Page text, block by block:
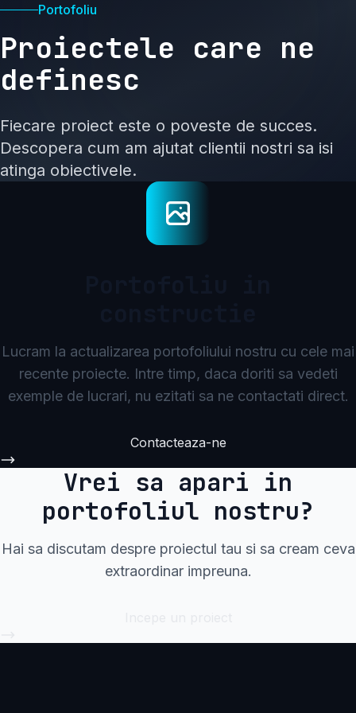
Portofoliu
Proiectele care ne
definesc
Fiecare proiect este o poveste de succes.
Descopera cum am ajutat clientii nostri sa isi
atinga obiectivele.
Lucram la actualizarea portofoliului nostru cu cele mai
recente proiecte. Intre timp, daca doriti sa vedeti
exemple de lucrari, nu ezitati sa ne contactati direct.
Contacteaza-ne
Vrei sa apari in
portofoliul nostru?
Hai sa discutam despre proiectul tau si sa cream ceva
extraordinar impreuna.